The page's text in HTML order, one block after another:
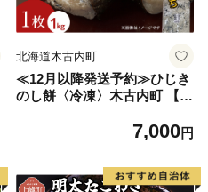
北海道木古内町
≪12月以降発送予約≫ひじき
のし餅〈冷凍〉木古内町 【秋
7,000円